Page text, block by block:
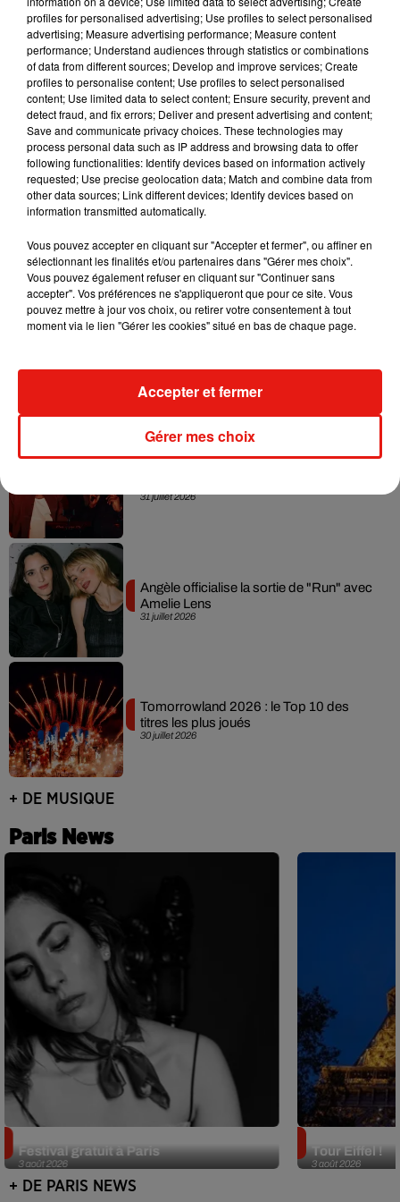
Musique
6 août 2026
Il y a 10 ans, DJ Snake changeait de
dimension avec son premier...
3 août 2026
leur mixtape créée en...
31 juillet 2026
31 juillet 2026
Angèle officialise la sortie de "Run" avec
Amelie Lens
30 juillet 2026
Tomorrowland 2026 : le Top 10 des
titres les plus joués
+ DE MUSIQUE
Paris News
3 août 2026
Festival gratuit à Paris
3 août 2026
Tour Eiffel !
+ DE PARIS NEWS
profiles for personalised advertising; Use profiles to select personalised
advertising; Measure advertising performance; Measure content
performance; Understand audiences through statistics or combinations
of data from different sources; Develop and improve services; Create
profiles to personalise content; Use profiles to select personalised
content; Use limited data to select content; Ensure security, prevent and
detect fraud, and fix errors; Deliver and present advertising and content;
Save and communicate privacy choices. These technologies may
process personal data such as IP address and browsing data to offer
following functionalities: Identify devices based on information actively
requested; Use precise geolocation data; Match and combine data from
other data sources; Link different devices; Identify devices based on
information transmitted automatically.
Vous pouvez accepter en cliquant sur "Accepter et fermer", ou affiner en
sélectionnant les finalités et/ou partenaires dans "Gérer mes choix".
Vous pouvez également refuser en cliquant sur "Continuer sans
accepter". Vos préférences ne s'appliqueront que pour ce site. Vous
pouvez mettre à jour vos choix, ou retirer votre consentement à tout
moment via le lien "Gérer les cookies" situé en bas de chaque page.
Gérer mes choix
Accepter et fermer